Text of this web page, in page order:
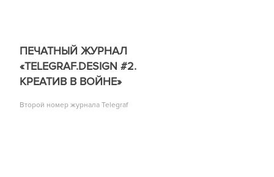
ПЕЧАТНЫЙ ЖУРНАЛ
«TELEGRAF.DESIGN #2.
КРЕАТИВ В ВОЙНЕ»
Второй номер журнала Telegraf